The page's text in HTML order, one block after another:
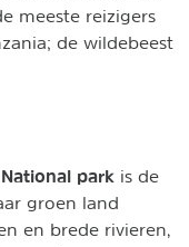
meeste reizigers
de wildebeest
park is de
groen land
en brede rivieren,